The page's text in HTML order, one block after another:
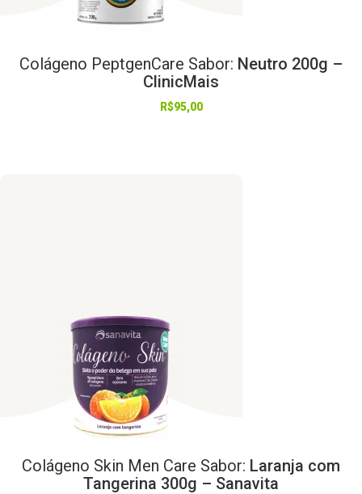
Colágeno PeptgenCare Sabor: Neutro 200g –
ClinicMais
R$95,00
Colágeno Skin Men Care Sabor: Laranja com
Tangerina 300g – Sanavita